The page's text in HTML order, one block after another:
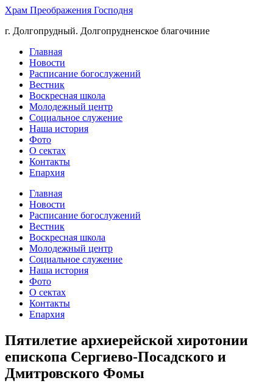
Храм Преображения Господня
г. Долгопрудный. Долгопрудненское благочиние
Главная
Новости
Расписание богослужений
Вестник
Воскресная школа
Молодежный центр
Социальное служение
Наша история
Фото
О сектах
Контакты
Епархия
Главная
Новости
Расписание богослужений
Вестник
Воскресная школа
Молодежный центр
Социальное служение
Наша история
Фото
О сектах
Контакты
Епархия
Пятилетие архиерейской хиротонии
епископа Сергиево-Посадского и
Дмитровского Фомы